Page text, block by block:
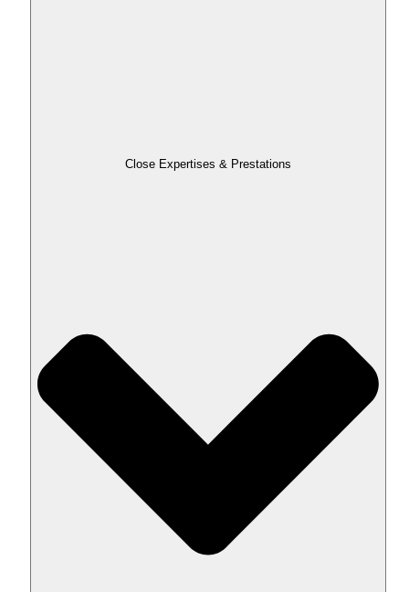
Close Expertises & Prestations